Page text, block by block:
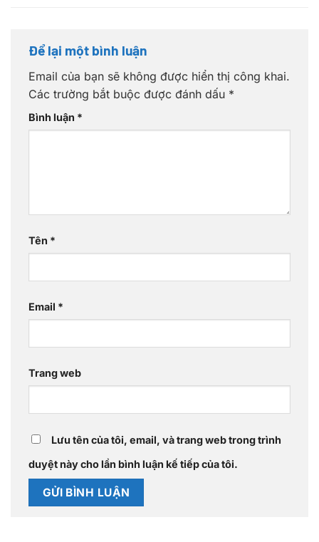
Để lại một bình luận
Email của bạn sẽ không được hiển thị công khai.
Các trường bắt buộc được đánh dấu *
Bình luận *
Tên *
Email *
Trang web
Lưu tên của tôi, email, và trang web trong trình
duyệt này cho lần bình luận kế tiếp của tôi.